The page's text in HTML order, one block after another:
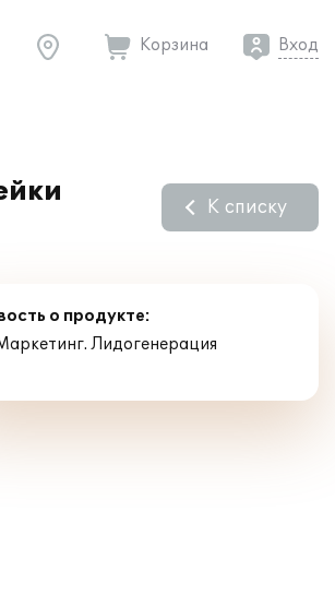
Корзина Вход
К списку
о продукте:
Лидогенерация